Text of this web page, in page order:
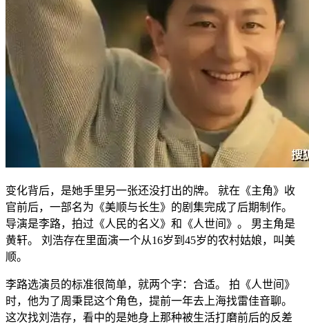
变化背后，是她手里另一张还没打出的牌。 就在《主角》收
官前后，一部名为《美顺与长生》的剧集完成了后期制作。
导演是李路，拍过《人民的名义》和《人世间》。 男主角是
黄轩。 刘浩存在里面演一个从16岁到45岁的农村姑娘，叫美
顺。
李路选演员的标准很简单，就两个字：合适。 拍《人世间》
时，他为了周秉昆这个角色，提前一年去上海找雷佳音聊。
这次找刘浩存，看中的是她身上那种被生活打磨前后的反差